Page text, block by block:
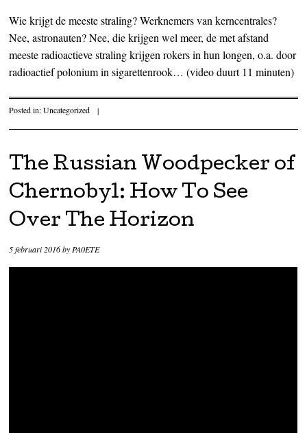
Wie krijgt de meeste straling? Werknemers van kerncentrales?
Nee, astronauten? Nee, die krijgen wel meer, de met afstand
meeste radioactieve straling krijgen rokers in hun longen, o.a. door
radioactief polonium in sigarettenrook… (video duurt 11 minuten)
Posted in:Uncategorized |
The Russian Woodpecker of
Chernobyl: How To See
Over The Horizon
5 februari 2016byPA0ETE